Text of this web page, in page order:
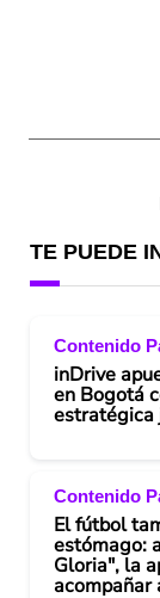
TE PUEDE
Contenido
inDrive
en Bogotá
estratégica
Contenido
El fútbol
estómago:
Gloria", la
acompañar